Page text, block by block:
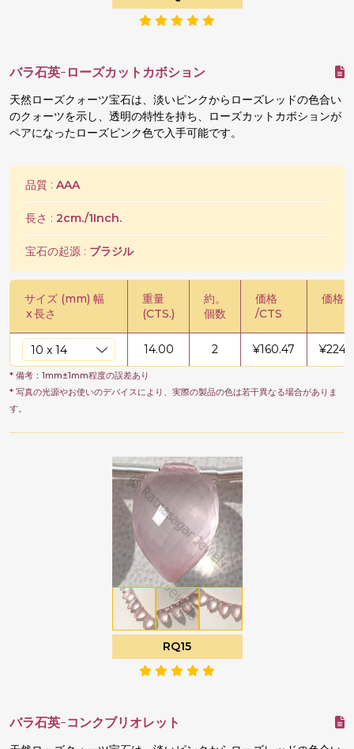
バラ石英-ローズカットカボション
天然ローズクォーツ宝石は、淡いピンクからローズレッドの色合い
のクォーツを示し、透明の特性を持ち、ローズカットカボションが
ペアになったローズピンク色で入手可能です。
品質 : AAA
長さ : 2cm./1Inch.
宝石の起源 : ブラジル
サイズ (mm) 幅
x長さ
重量
(CTS.)
約。
個数
価格
/CTS
価格 /
14.00 2 ¥160.47 ¥
* 備考：1mm±1mm程度の誤差あり
* 写真の光源やお使いのデバイスにより、実際の製品の色は若干異なる場合がありま
す。
RQ15
バラ石英-コンクブリオレット